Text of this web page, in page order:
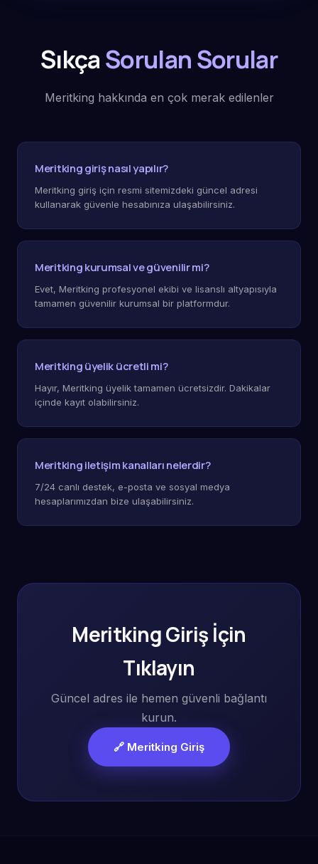
SıkçaSorulan Sorular
Meritking hakkında en çok merak edilenler
Meritking giriş nasıl yapılır?
Meritking giriş için resmi sitemizdeki güncel adresi
kullanarak güvenle hesabınıza ulaşabilirsiniz.
Meritking kurumsal ve güvenilir mi?
Evet, Meritking profesyonel ekibi ve lisanslı altyapısıyla
tamamen güvenilir kurumsal bir platformdur.
Meritking üyelik ücretli mi?
Hayır, Meritking üyelik tamamen ücretsizdir. Dakikalar
içinde kayıt olabilirsiniz.
Meritking iletişim kanalları nelerdir?
7/24 canlı destek, e-posta ve sosyal medya
hesaplarımızdan bize ulaşabilirsiniz.
Meritking Giriş İçin
Tıklayın
Güncel adres ile hemen güvenli bağlantı
kurun.
🔗 Meritking Giriş